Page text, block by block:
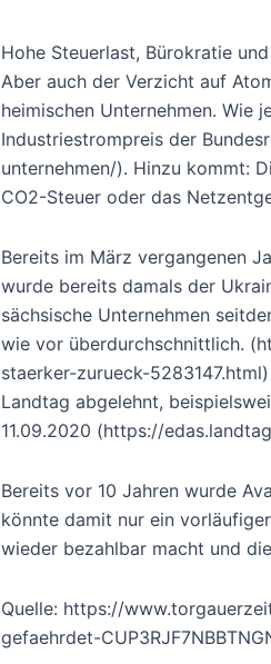
Hohe Steuerlast, Bürokratie
Aber auch der Verzicht auf
heimischen Unternehmen. Wie
Industriestrompreis der
unternehmen/). Hinzu kommt:
CO2-Steuer oder das
Bereits im März vergangenen
wurde bereits damals der
sächsische Unternehmen
wie vor überdurchschnittlich.
staerker-zurueck-
Landtag abgelehnt,
11.09.2020 (https://
Bereits vor 10 Jahren wurde
könnte damit nur ein
wieder bezahlbar macht und
Quelle: https://
gefaehrdet-